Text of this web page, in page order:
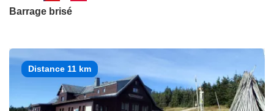
Barrage brisé
Distance 11 km